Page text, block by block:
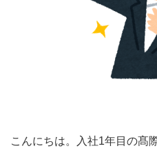
こんにちは。入社1年目の髙